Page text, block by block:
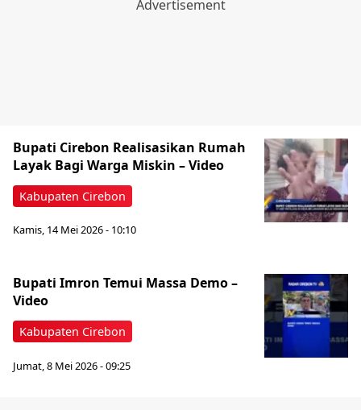
Kabupaten Cirebon
Bupati Cirebon Realisasikan Rumah
Layak Bagi Warga Miskin – Video
Kamis, 14 Mei 2026 - 10:10
Kabupaten Cirebon
Bupati Imron Temui Massa Demo –
Video
Jumat, 8 Mei 2026 - 09:25